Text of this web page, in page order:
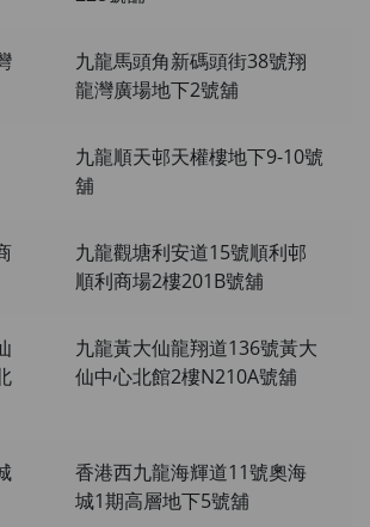
九龍馬頭角新碼頭街38號翔
龍灣廣場地下2號舖
九龍順天邨天權樓地下9-10號
舖
九龍觀塘利安道15號順利邨
順利商場2樓201B號舖
九龍黃大仙龍翔道136號黃大
仙中心北館2樓N210A號舖
香港西九龍海輝道11號奧海
城1期高層地下5號舖